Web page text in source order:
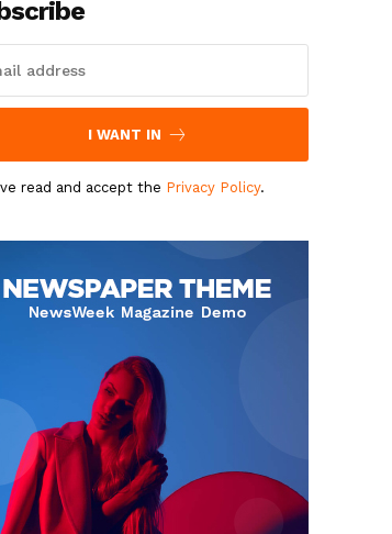
I WANT IN
read and accept the Privacy Policy.